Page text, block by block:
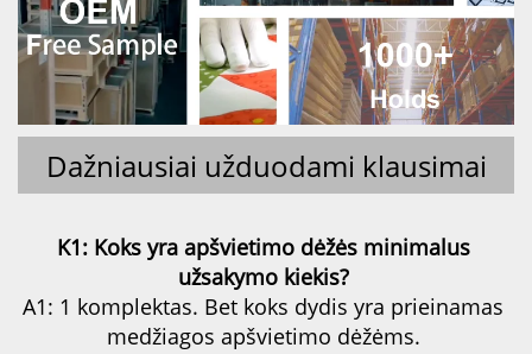
Dažniausiai užduodami klausimai
K1: Koks yra apšvietimo dėžės minimalus
užsakymo kiekis?
A1: 1 komplektas. Bet koks dydis yra prieinamas
medžiagos apšvietimo dėžėms.